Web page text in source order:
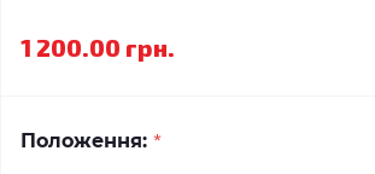
1 200.00 грн.
Положення: *